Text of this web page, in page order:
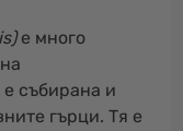
е много
е събирана и
гърци. Тя е